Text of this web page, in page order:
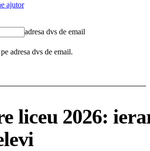
ajutor
adresa dvs de email
adresa dvs de email.
liceu 2026: